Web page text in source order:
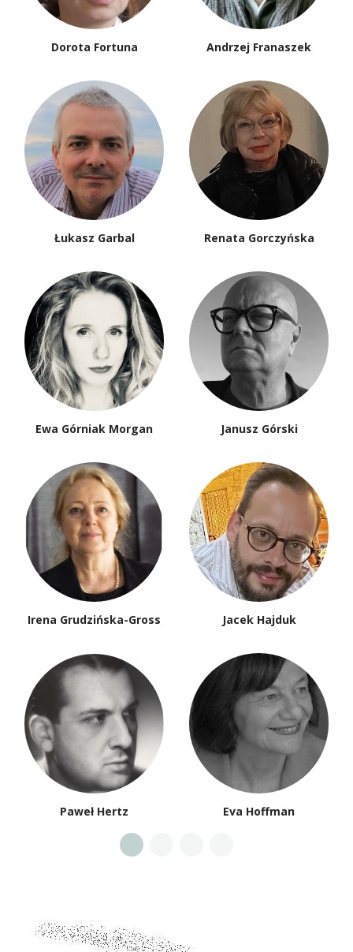
Dorota Fortuna Andrzej Franaszek
Łukasz Garbal Renata Gorczyńska
Ewa Górniak Morgan Janusz Górski
Irena Grudzińska-Gross Jacek Hajduk
Paweł Hertz Eva Hoffman